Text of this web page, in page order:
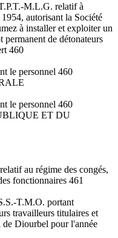
M.L.G. relatif à
autorisant la Société
à installer et exploiter un
de détonateurs
460
le personnel 460
le personnel 460
ET DU
au régime des congés,
fonctionnaires 461
T.M.O. portant
travailleurs titulaires et
de Diourbel pour l'année